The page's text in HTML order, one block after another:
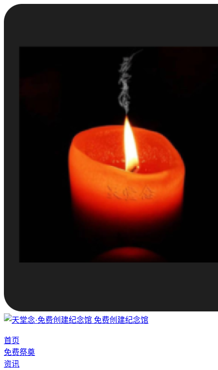
免费创建纪念馆
首页
免费祭奠
资讯